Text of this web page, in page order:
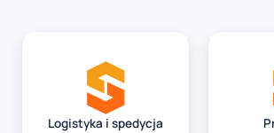
Logistyka i spedycja